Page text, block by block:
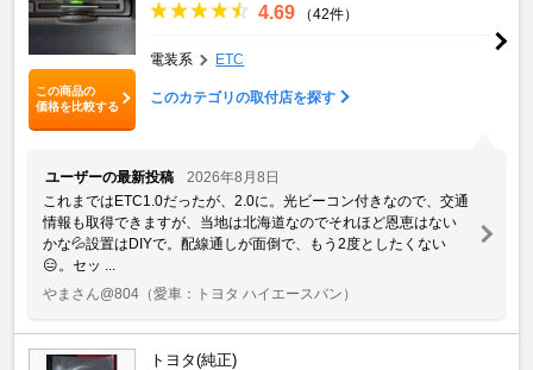
この商品の
価格を比較する
4.69 （42件）
電装系 ETC
このカテゴリの取付店を探す
ユーザーの最新投稿
2026年8月8日
これまではETC1.0だったが、2.0に。光ビーコン付きなので、交通
情報も取得できますが、当地は北海道なのでそれほど恩恵はない
かな💦設置はDIYで。配線通しが面倒で、もう2度としたくない
😑。セッ ...
やまさん@804 （愛車：トヨタ ハイエースバン）
トヨタ(純正)